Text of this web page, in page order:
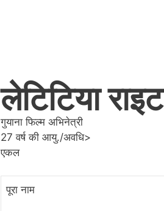
लेटिटिया राइट
गुयाना फिल्म अभिनेत्री
27 वर्ष की आयु./अवधि>
एकल
पूरा नाम